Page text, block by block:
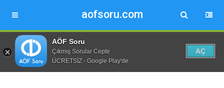
aofsoru.com
AÖF Soru
Çıkmış Sorular Cepte
ÜCRETSİZ - Google Play'de
AÇ